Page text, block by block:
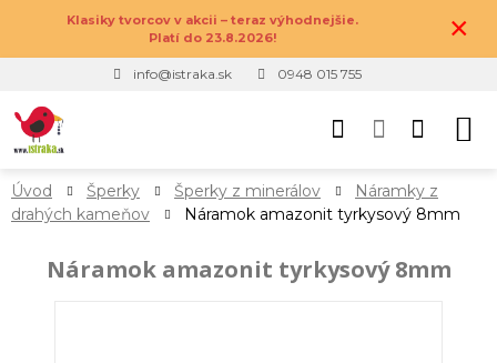
Klasiky tvorcov v akcii – teraz výhodnejšie.
Platí do 23.8.2026!
×
info@istraka.sk 0948 015 755
Úvod Šperky Šperky z minerálov
Náramky z
drahých kameňov
Náramok amazonit tyrkysový 8mm
Náramok amazonit tyrkysový 8mm